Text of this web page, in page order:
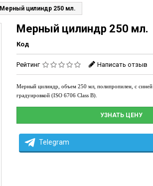
Мерный цилиндр 250 мл.
Мерный цилиндр 250 мл.
Код
Рейтинг Написать отзыв
Мерный цилиндр, объем 250 мл полипропилен, с синей
градуировкой (ISO 6706 Class B).
УЗНАТЬ ЦЕНУ
Telegram